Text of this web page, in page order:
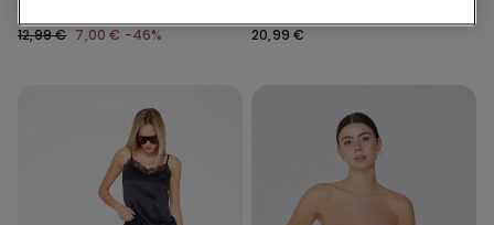
Gerecycled Materiaal
12,99 € 7,00 € -46%
van Gerecyclede
20,99 €